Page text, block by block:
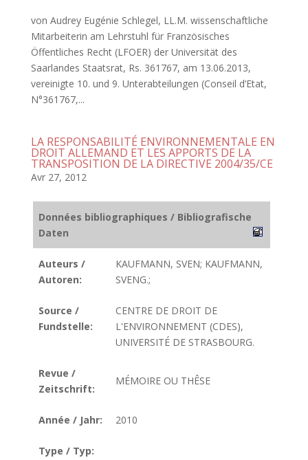
von Audrey Eugénie Schlegel, LL.M. wissenschaftliche
Mitarbeiterin am Lehrstuhl für Französisches
Öffentliches Recht (LFOER) der Universität des
Saarlandes Staatsrat, Rs. 361767, am 13.06.2013,
vereinigte 10. und 9. Unterabteilungen (Conseil d’Etat,
N°361767,...
LA RESPONSABILITÉ ENVIRONNEMENTALE EN
DROIT ALLEMAND ET LES APPORTS DE LA
TRANSPOSITION DE LA DIRECTIVE 2004/35/CE
Avr 27, 2012
Données bibliographiques / Bibliografische
Daten
Auteurs /
Autoren:
KAUFMANN, SVEN; KAUFMANN,
SVENG.;
Source /
Fundstelle:
CENTRE DE DROIT DE
L'ENVIRONNEMENT (CDES),
UNIVERSITÉ DE STRASBOURG.
Revue /
Zeitschrift:
MÉMOIRE OU THÊSE
Année / Jahr: 2010
Type / Typ: